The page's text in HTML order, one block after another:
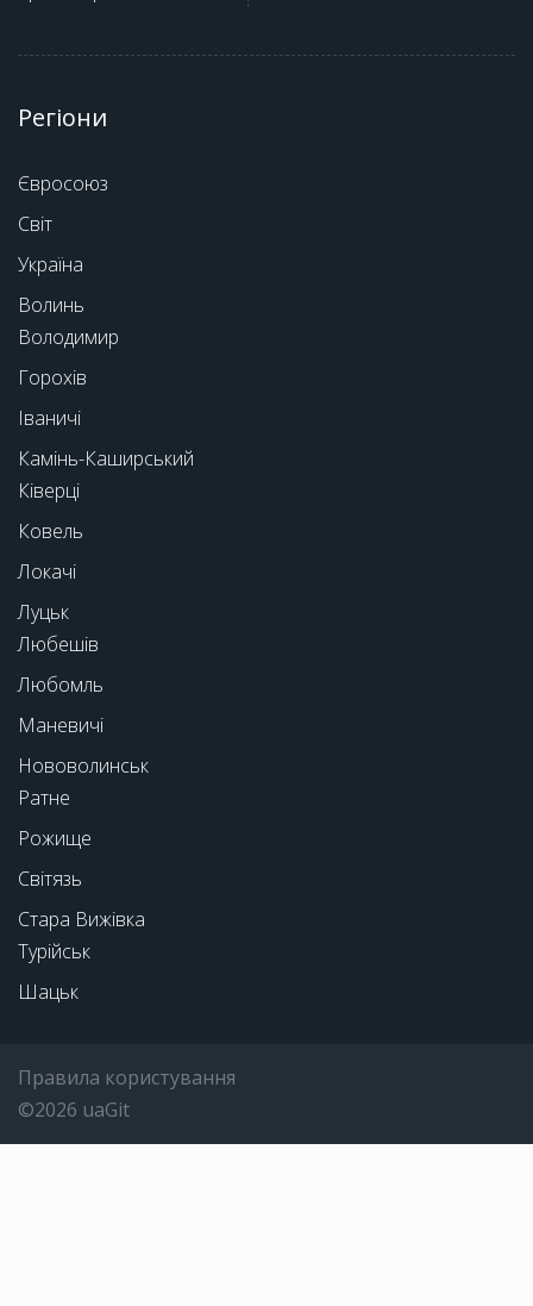
Регіони
Євросоюз
Світ
Україна
Волинь
Володимир
Горохів
Іваничі
Камінь-Каширський
Ківерці
Ковель
Локачі
Луцьк
Любешів
Любомль
Маневичі
Нововолинськ
Ратне
Рожище
Світязь
Стара Вижівка
Турійськ
Шацьк
Правила користування
©2026 uaGit